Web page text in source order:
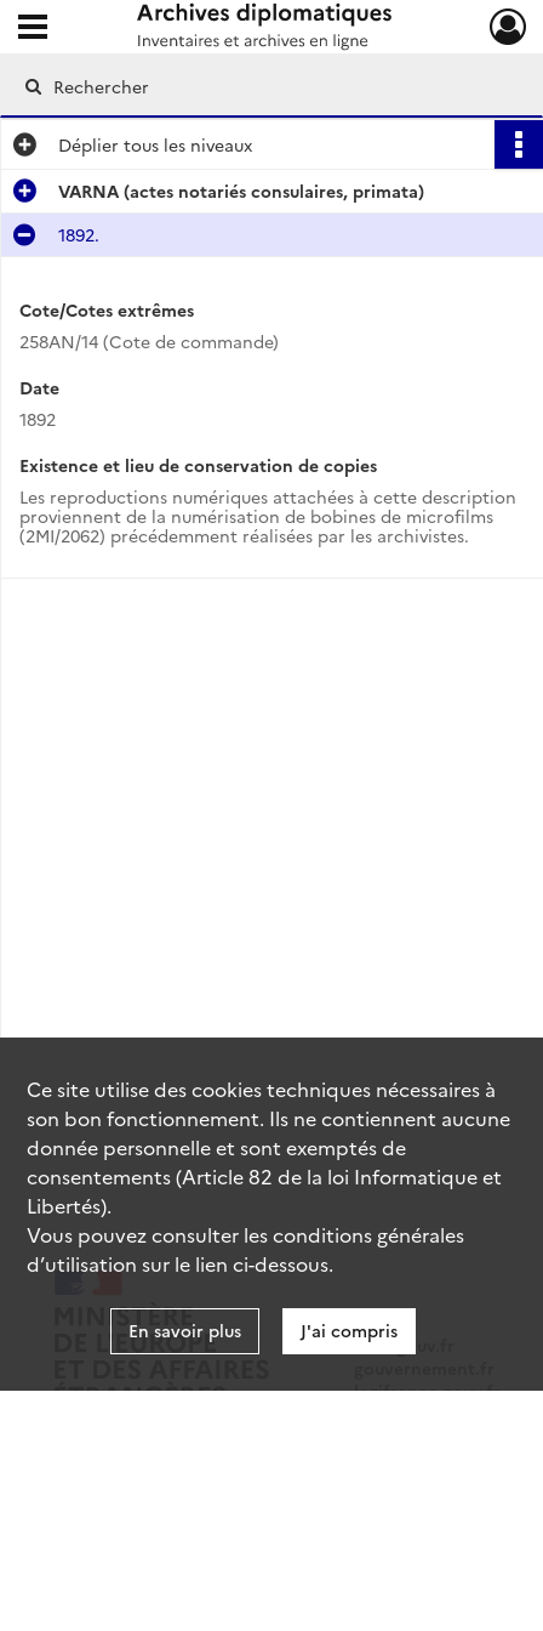
Archives diplomatiques
Ouvrir le menu déroulant
Déplier tous les niveaux
VARNA (actes notariés consulaires, primata)
1892.
Cote/Cotes extrêmes
258AN/14 (Cote de commande)
Date
1892
Existence et lieu de conservation de copies
Les reproductions numériques attachées à cette description
proviennent de la numérisation de bobines de microfilms
(2MI/2062) précédemment réalisées par les archivistes.
data.gouv.fr
legifrance.gouv.fr
Ce site utilise descookiestechniques nécessaires à
son bon fonctionnement. Ils ne contiennent aucune
donnée personnelle et sont exemptés de
consentements (Article 82 de la loi Informatique et
Libertés).
Vous pouvez consulter les conditions générales
d’utilisation sur le lien ci-dessous.
En savoir plus J'ai compris